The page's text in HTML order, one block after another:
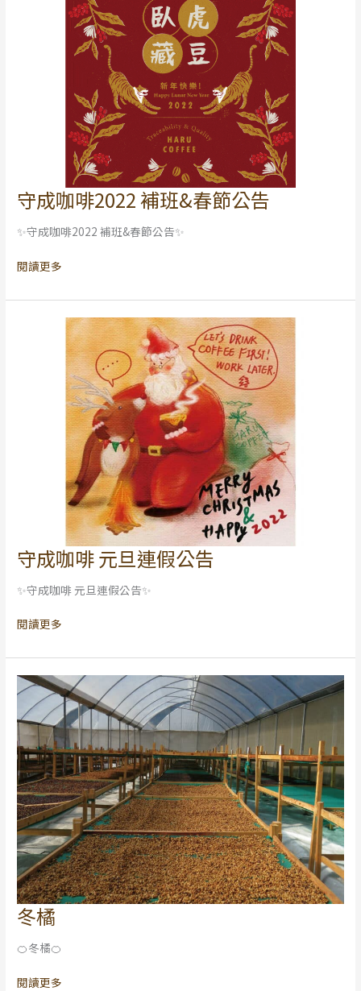
守成咖啡2022 補班&春節公告
✨守成咖啡2022 補班&春節公告✨
守
成
咖
2022
班
閱讀更多
守成咖啡 元旦連假公告
✨守成咖啡 元旦連假公告✨
守
成
咖
元
連
假
公
告
閱讀更多
冬橘
🍊冬橘🍊
冬
橘
閱讀更多